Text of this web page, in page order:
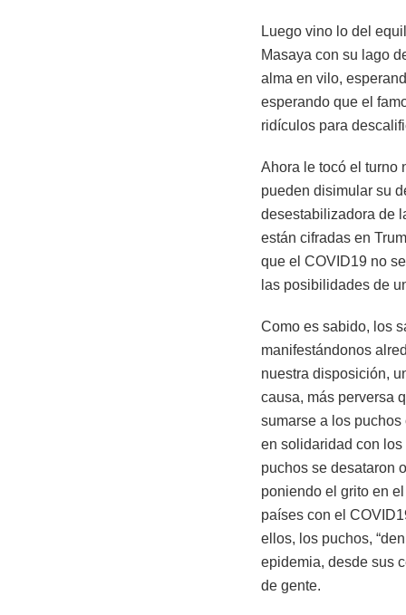
Luego vino lo del
Masaya con su lago
alma en vilo,
esperando que el
ridículos para
Ahora le tocó el turno
pueden disimular su
desestabilizadora de
están cifradas en
que el COVID19 no
las posibilidades de
Como es sabido, los
manifestándonos
nuestra disposición,
causa, más perversa
sumarse a los
en solidaridad con
puchos se desataron
poniendo el grito en
países con el
ellos, los puchos,
epidemia, desde sus
de gente.